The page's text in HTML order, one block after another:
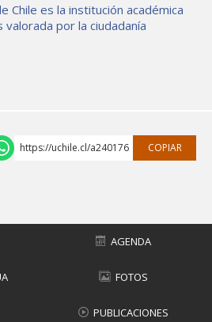
Chile es la institución académica
valorada por la ciudadanía
https://uchile.cl/a240176 COPIAR
AGENDA
FOTOS
PUBLICACIONES